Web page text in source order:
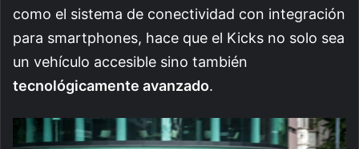
como el sistema de conectividad con integración
para smartphones, hace que el Kicks no solo sea
un vehículo accesible sino también
tecnológicamente avanzado.